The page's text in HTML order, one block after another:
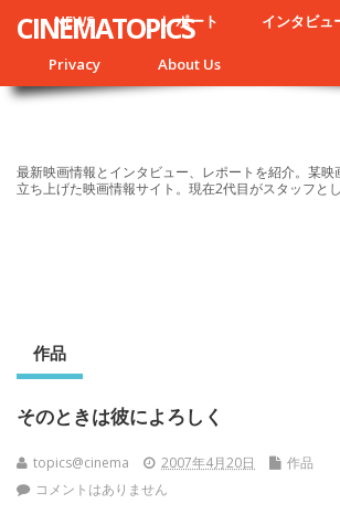
NEWS レポート インタビュ
Privacy About Us
CINEMATOPICS
最新映画情報とインタビュー、レポートを紹介。某
立ち上げた映画情報サイト。現在2代目がスタッフと
作品
そのときは彼によろしく
topics@cinema 2007年4月20日
作品
コメントはありません